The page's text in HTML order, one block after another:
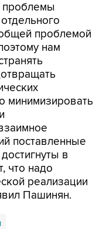
проблемы
общей проблемой
нам
минимизировать
поставленные
в
что надо
реализации
Пашинян.